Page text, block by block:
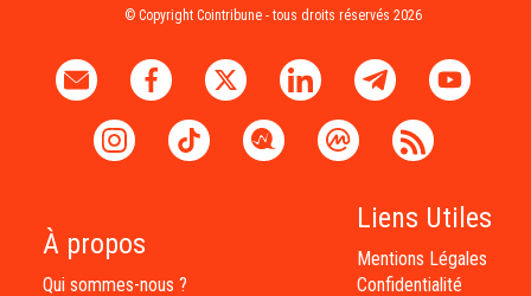
© Copyright Cointribune - tous droits réservés 2026
À propos
Qui sommes-nous ?
Liens Utiles
Mentions Légales
Confidentialité